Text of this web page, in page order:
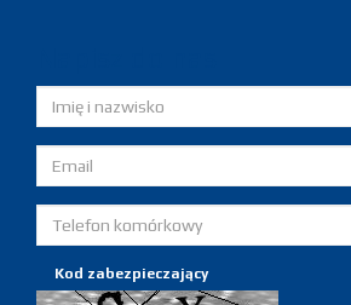
Kod zabezpieczający